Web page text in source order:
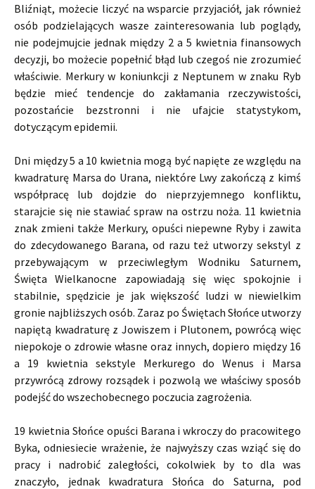
Bliźniąt, możecie liczyć na wsparcie przyjaciół, jak również
osób podzielających wasze zainteresowania lub poglądy,
nie podejmujcie jednak między 2 a 5 kwietnia finansowych
decyzji, bo możecie popełnić błąd lub czegoś nie zrozumieć
właściwie. Merkury w koniunkcji z Neptunem w znaku Ryb
będzie mieć tendencje do zakłamania rzeczywistości,
pozostańcie bezstronni i nie ufajcie statystykom,
dotyczącym epidemii.
Dni między 5 a 10 kwietnia mogą być napięte ze względu na
kwadraturę Marsa do Urana, niektóre Lwy zakończą z kimś
współpracę lub dojdzie do nieprzyjemnego konfliktu,
starajcie się nie stawiać spraw na ostrzu noża. 11 kwietnia
znak zmieni także Merkury, opuści niepewne Ryby i zawita
do zdecydowanego Barana, od razu też utworzy sekstyl z
przebywającym w przeciwległym Wodniku Saturnem,
Święta Wielkanocne zapowiadają się więc spokojnie i
stabilnie, spędzicie je jak większość ludzi w niewielkim
gronie najbliższych osób. Zaraz po Świętach Słońce utworzy
napiętą kwadraturę z Jowiszem i Plutonem, powrócą więc
niepokoje o zdrowie własne oraz innych, dopiero między 16
a 19 kwietnia sekstyle Merkurego do Wenus i Marsa
przywrócą zdrowy rozsądek i pozwolą we właściwy sposób
podejść do wszechobecnego poczucia zagrożenia.
19 kwietnia Słońce opuści Barana i wkroczy do pracowitego
Byka, odniesiecie wrażenie, że najwyższy czas wziąć się do
pracy i nadrobić zaległości, cokolwiek by to dla was
znaczyło, jednak kwadratura Słońca do Saturna, pod